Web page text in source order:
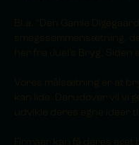
Bl.a. “Den Gamle
smagssammensætning,
her fra Juel’s Bryg. Siden
Vores målsætning er at
kan lide. Derudover vil vi
udvikle deres egne ideer
Firmaer kan få deres